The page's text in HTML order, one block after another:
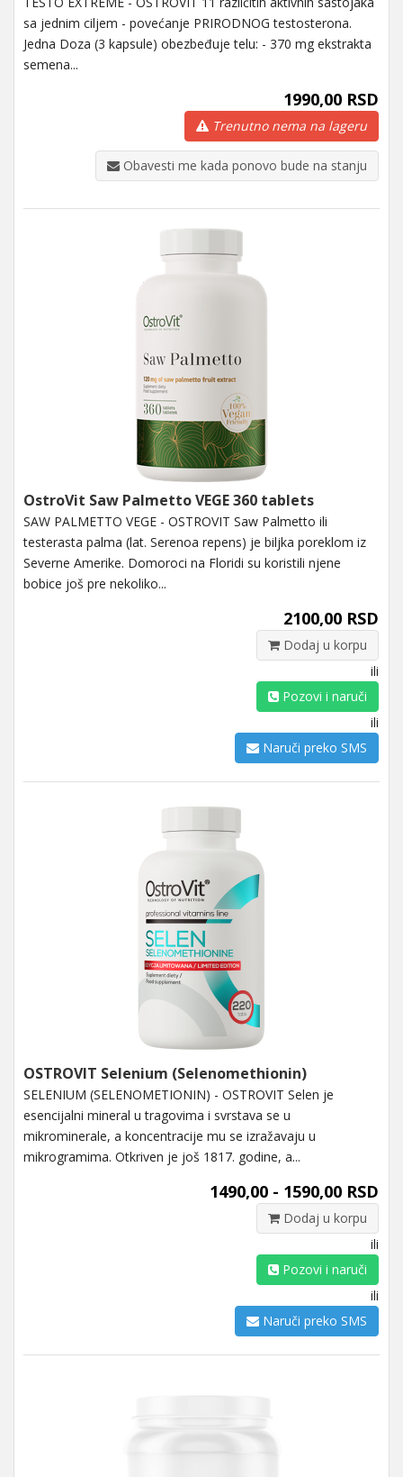
sa jednim ciljem - povećanje PRIRODNOG testosterona.
Jedna Doza (3 kapsule) obezbeđuje telu: - 370 mg ekstrakta
semena...
1990,00 RSD
Trenutno nema na lageru
Obavesti me kada ponovo bude na stanju
OstroVit Saw Palmetto VEGE 360 tablets
SAW PALMETTO VEGE - OSTROVIT Saw Palmetto ili
testerasta palma (lat. Serenoa repens) je biljka poreklom iz
Severne Amerike. Domoroci na Floridi su koristili njene
bobice još pre nekoliko...
2100,00 RSD
Dodaj u korpu
ili
Pozovi i naruči
ili
Naruči preko SMS
OSTROVIT Selenium (Selenomethionin)
SELENIUM (SELENOMETIONIN) - OSTROVIT Selen je
esencijalni mineral u tragovima i svrstava se u
mikrominerale, a koncentracije mu se izražavaju u
mikrogramima. Otkriven je još 1817. godine, a...
1490,00 - 1590,00 RSD
Dodaj u korpu
ili
Pozovi i naruči
ili
Naruči preko SMS